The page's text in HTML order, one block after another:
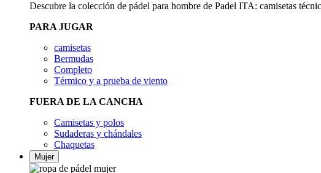
Descubre la colección de pádel para hombre de Padel ITA: camisetas
PARA JUGAR
camisetas
Bermudas
Completo
Térmico y a prueba de viento
FUERA DE LA CANCHA
Camisetas y polos
Sudaderas y chándales
Chaquetas
Mujer